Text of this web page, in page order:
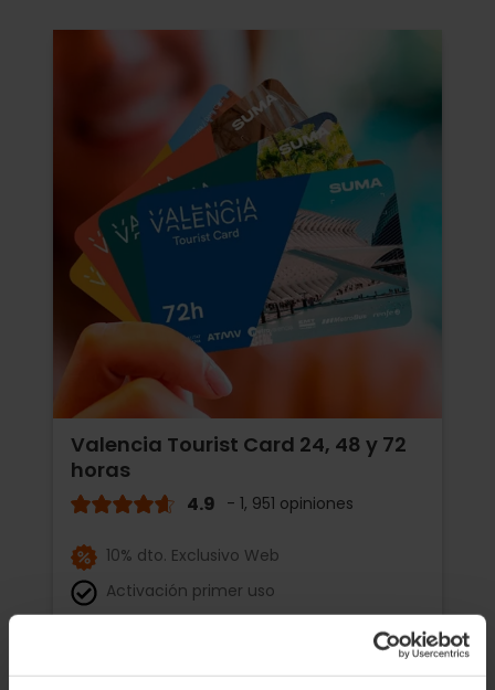
Valencia Tourist Card 24, 48 y 72
horas
4.9 - 1, 951 opiniones
10% dto. Exclusivo Web
Activación primer uso